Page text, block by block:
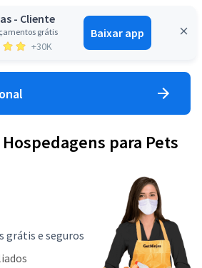
- Cliente
grátis
+30K
Baixar app
Entrar
para Pets
grátis e seguros